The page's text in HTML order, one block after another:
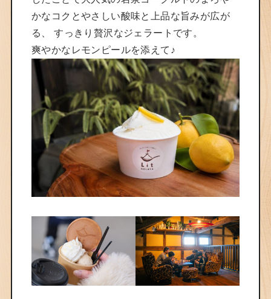
かなコクとやさしい酸味と上品な旨みが広が
る、 すっきり贅沢なジェラートです。
爽やかなレモンピールを添えて♪